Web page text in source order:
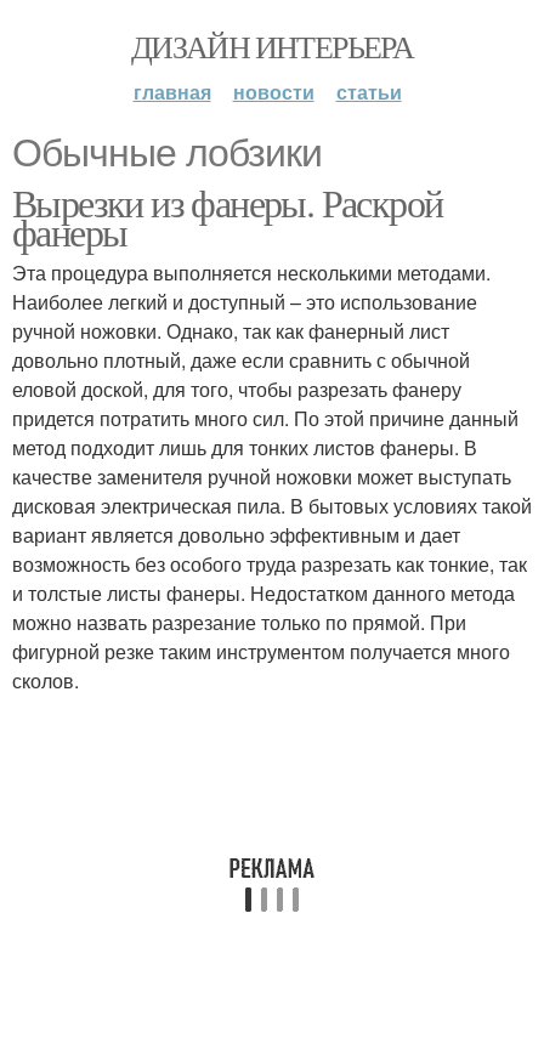
ДИЗАЙН ИНТЕРЬЕРА
главная новости статьи
Обычные лобзики
Вырезки из фанеры. Раскрой
фанеры
Эта процедура выполняется несколькими методами.
Наиболее легкий и доступный – это использование
ручной ножовки. Однако, так как фанерный лист
довольно плотный, даже если сравнить с обычной
еловой доской, для того, чтобы разрезать фанеру
придется потратить много сил. По этой причине данный
метод подходит лишь для тонких листов фанеры. В
качестве заменителя ручной ножовки может выступать
дисковая электрическая пила. В бытовых условиях такой
вариант является довольно эффективным и дает
возможность без особого труда разрезать как тонкие, так
и толстые листы фанеры. Недостатком данного метода
можно назвать разрезание только по прямой. При
фигурной резке таким инструментом получается много
сколов.